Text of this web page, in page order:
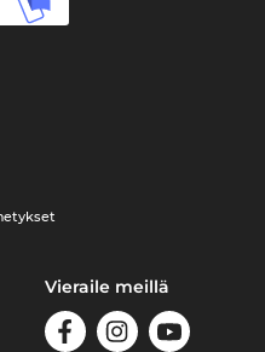
Vieraile meillä